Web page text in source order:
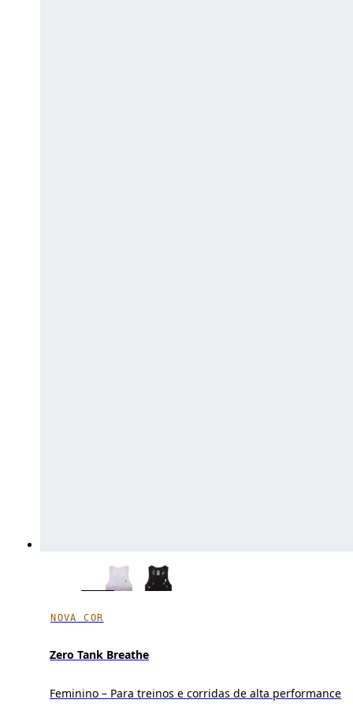
NOVA COR
Zero Tank Breathe
Feminino – Para treinos e corridas de alta performance